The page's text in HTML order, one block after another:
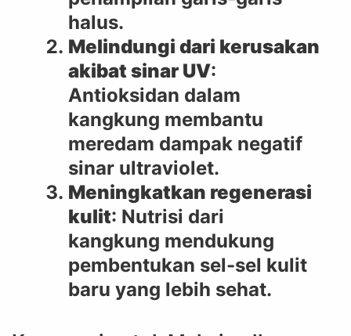
halus.
Melindungi dari kerusakan
akibat sinar UV:
Antioksidan dalam
kangkung membantu
meredam dampak negatif
sinar ultraviolet.
Meningkatkan regenerasi
kulit: Nutrisi dari
kangkung mendukung
pembentukan sel-sel kulit
baru yang lebih sehat.